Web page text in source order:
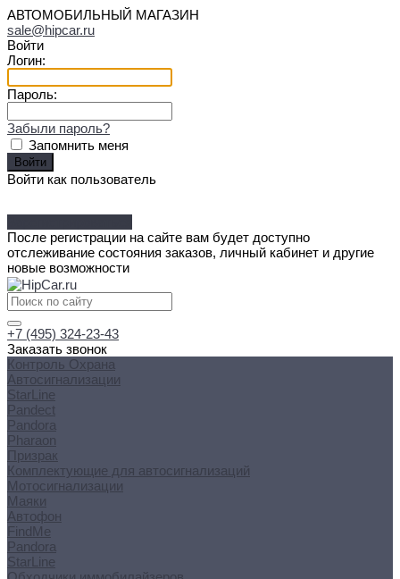
АВТОМОБИЛЬНЫЙ МАГАЗИН
sale@hipcar.ru
Войти
Логин:
Пароль:
Забыли пароль?
Запомнить меня
Войти как пользователь
После регистрации на сайте вам будет доступно
отслеживание состояния заказов, личный кабинет и другие
новые возможности
+7 (495) 324-23-43
Заказать звонок
Контроль Охрана
Автосигнализации
StarLine
Pandect
Pandora
Pharaon
Призрак
Комплектующие для автосигнализаций
Мотосигнализации
Маяки
Автофон
FindMe
Pandora
StarLine